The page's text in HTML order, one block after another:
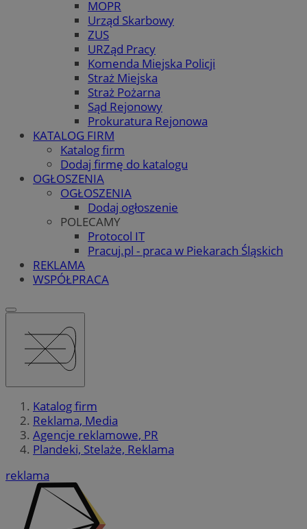
MOPR
Urząd Skarbowy
ZUS
URZąd Pracy
Komenda Miejska Policji
Straż Miejska
Straż Pożarna
Sąd Rejonowy
Prokuratura Rejonowa
KATALOG FIRM
Katalog firm
Dodaj firmę do katalogu
OGŁOSZENIA
OGŁOSZENIA
Dodaj ogłoszenie
POLECAMY
Protocol IT
Pracuj.pl - praca w Piekarach Śląskich
REKLAMA
WSPÓŁPRACA
Katalog firm
Reklama, Media
Agencje reklamowe, PR
Plandeki, Stelaże, Reklama
reklama